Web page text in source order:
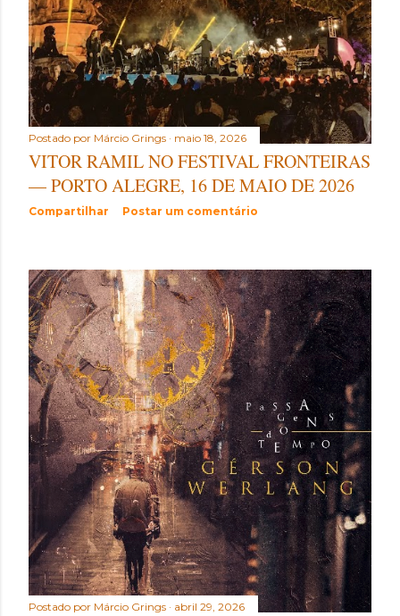
Postado por Márcio Grings maio 18, 2026
VITOR RAMIL NO FESTIVAL FRONTEIRAS
— PORTO ALEGRE, 16 DE MAIO DE 2026
Compartilhar Postar um comentário
Postado por Márcio Grings abril 29, 2026